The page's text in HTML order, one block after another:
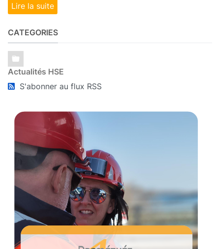
Lire la suite
CATEGORIES
Actualités HSE
S'abonner au flux RSS